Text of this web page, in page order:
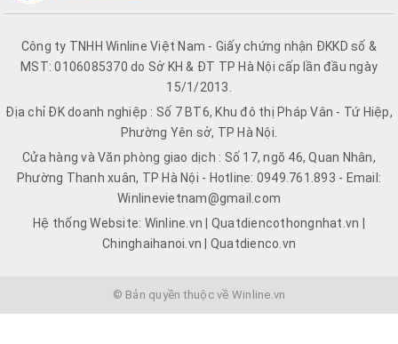
Công ty TNHH Winline Việt Nam - Giấy chứng nhận ĐKKD số &
MST: 0106085370 do Sở KH & ĐT TP Hà Nội cấp lần đầu ngày
15/1/2013.
Địa chỉ ĐK doanh nghiệp : Số 7 BT6, Khu đô thị Pháp Vân - Tứ Hiệp,
Phường Yên sở, TP Hà Nội.
Cửa hàng và Văn phòng giao dịch : Số 17, ngõ 46, Quan Nhân,
Phường Thanh xuân, TP Hà Nội - Hotline: 0949.761.893 - Email:
Winlinevietnam@gmail.com
Hệ thống Website: Winline.vn | Quatdiencothongnhat.vn |
Chinghaihanoi.vn | Quatdienco.vn
© Bản quyền thuộc về Winline.vn